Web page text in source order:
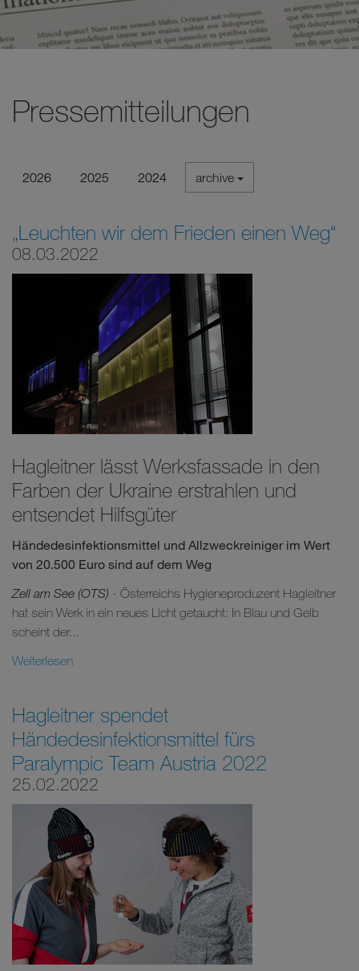
Pressemitteilungen
2026 2025 2024 archive
„Leuchten wir dem Frieden einen Weg“
08.03.2022
Hagleitner lässt Werksfassade in den
Farben der Ukraine erstrahlen und
entsendet Hilfsgüter
Händedesinfektionsmittel und Allzweckreiniger im Wert
von 20.500 Euro sind auf dem Weg
Zell am See (OTS) - Österreichs Hygieneproduzent Hagleitner
hat sein Werk in ein neues Licht getaucht: In Blau und Gelb
scheint der...
Weiterlesen
Hagleitner spendet
Händedesinfektionsmittel fürs
Paralympic Team Austria 2022
25.02.2022